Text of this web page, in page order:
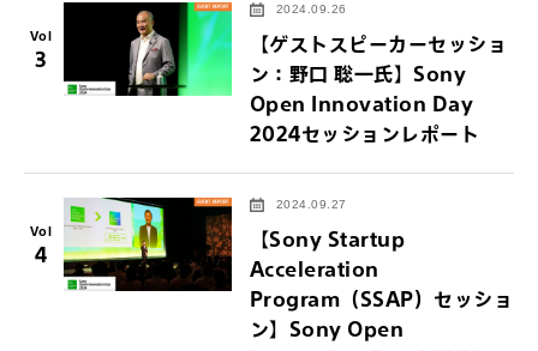
Vol
3
2024.09.26
【ゲストスピーカーセッショ
ン：野口 聡一氏】Sony
Open Innovation Day
2024セッションレポート
Vol
4
2024.09.27
【Sony Startup
Acceleration
Program（SSAP）セッショ
ン】Sony Open